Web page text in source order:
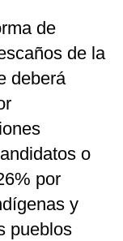
de
de la
deberá
o
por
y
pueblos